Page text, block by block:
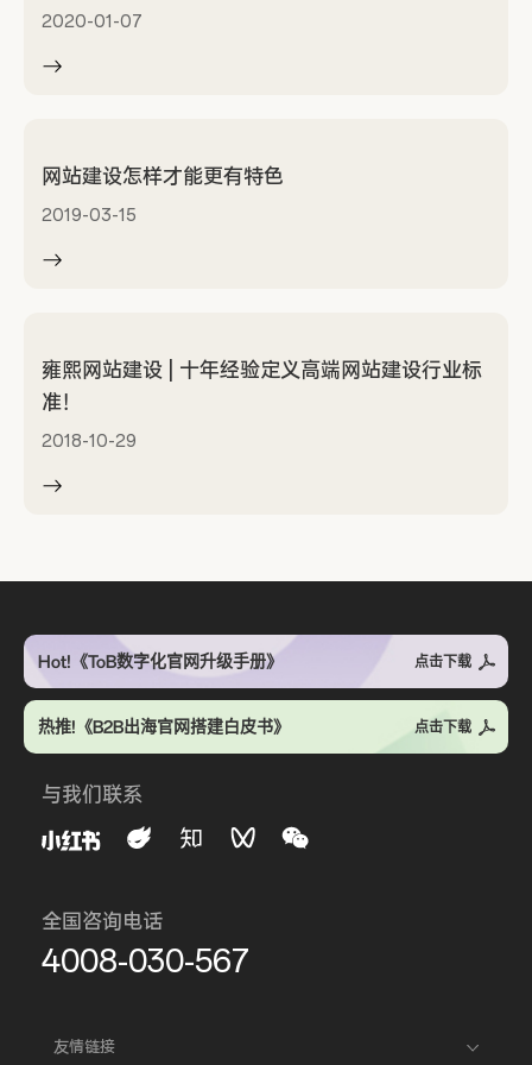
2020-01-07
网站建设怎样才能更有特色
2019-03-15
雍熙网站建设 | 十年经验定义高端网站建设行业标
准！
2018-10-29
Hot!《ToB数字化官网升级手册》 点击下载
热推!《B2B出海官网搭建白皮书》 点击下载
与我们联系
全国咨询电话
4008-030-567
友情链接